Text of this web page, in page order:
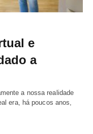
e
a
a nossa realidade
era, há poucos anos,